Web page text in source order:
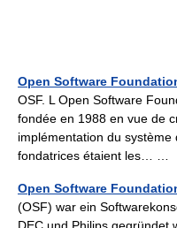
Open Software
OSF. L Open Software
fondée en 1988 en vue de
implémentation du
fondatrices étaient les… …
Open Software
(OSF) war ein